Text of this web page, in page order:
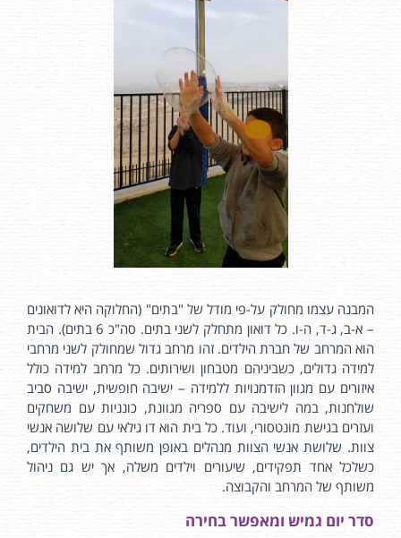
המבנה עצמו מחולק על-פי מודל של "בתים" (החלוקה היא לדואונים
– א-ב, ג-ד, ה-ו. כל דואון מתחלק לשני בתים. סה"כ 6 בתים). הבית
הוא המרחב של חברת הילדים. זהו מרחב גדול שמחולק לשני מרחבי
למידה גדולים, כשביניהם מטבחון ושירותים. כל מרחב למידה כולל
איזורים עם מגוון הזדמנויות ללמידה – ישיבה חופשית, ישיבה סביב
שולחנות, במה לישיבה עם ספריה מגוונת, כונניות עם משחקים
ועזרים בגישת מונטסורי, ועוד. כל בית הוא דו גילאי עם שלושה אנשי
צוות. שלושת אנשי הצוות מנהלים באופן משותף את בית הילדים,
כשלכל אחד תפקידים, שיעורים וילדים משלה, אך יש גם ניהול
משותף של המרחב והקבוצה.
סדר יום גמיש ומאפשר בחירה